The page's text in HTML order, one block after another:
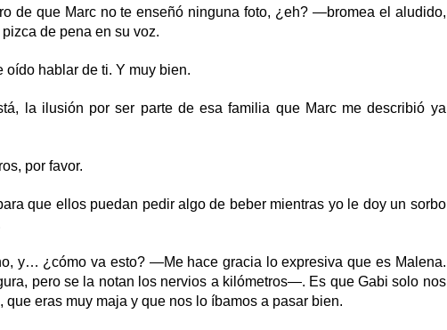
de que Marc no te enseñó ninguna foto, ¿eh? —bromea el aludido,
de pena en su voz.
hablar de ti. Y muy bien.
la ilusión por ser parte de esa familia que Marc me describió ya
por favor.
que ellos puedan pedir algo de beber mientras yo le doy un sorbo
y… ¿cómo va esto? —Me hace gracia lo expresiva que es Malena.
pero se la notan los nervios a kilómetros—. Es que Gabi solo nos
que eras muy maja y que nos lo íbamos a pasar bien.